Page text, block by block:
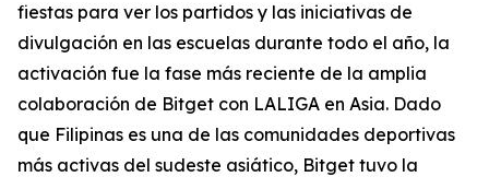
fiestas para ver los partidos y las iniciativas de
divulgación en las escuelas durante todo el año, la
activación fue la fase más reciente de la amplia
colaboración de Bitget con LALIGA en Asia. Dado
que Filipinas es una de las comunidades deportivas
más activas del sudeste asiático, Bitget tuvo la